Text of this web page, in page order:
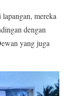
mereka
dengan
yang juga